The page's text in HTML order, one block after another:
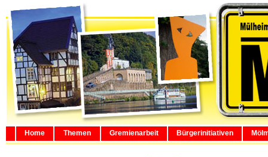
Home Themen Gremienarbeit Bürgerinitiativen